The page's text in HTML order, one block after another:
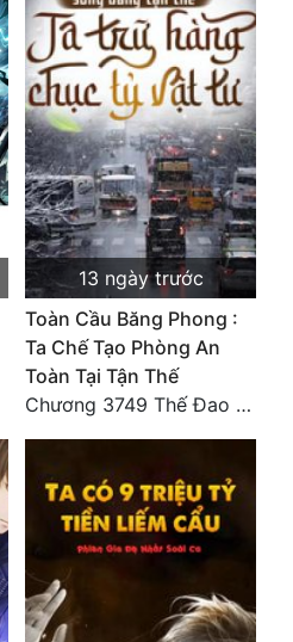
13 ngày trước
Toàn Cầu Băng Phong :
Ta Chế Tạo Phòng An
Toàn Tại Tận Thế
Chương 3749 Thế Đao xuất kích